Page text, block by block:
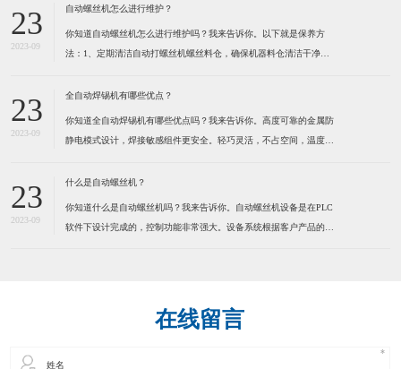
易燃物品,以防发生火灾。 (三)检查焊机外壳是否接地,电缆是否破
23
2023-09
自动螺丝机怎么进行维护？
你知道自动螺丝机怎么进行维护吗？我来告诉你。以下就是保养方
法：1、定期清洁自动打螺丝机螺丝料仓，确保机器料仓清洁干净。
量加些润滑脂，保持通风,干燥。 2、定期清洁自动打螺丝机螺丝
23
2023-09
全自动焊锡机有哪些优点？
你知道全自动焊锡机有哪些优点吗？我来告诉你。高度可靠的金属防
静电模式设计，焊接敏感组件更安全。轻巧灵活，不占空间，温度，
力。为了健康请使用环保型无铅锡线。特别适合各类电子连接器，
23
2023-09
什么是自动螺丝机？
你知道什么是自动螺丝机吗？我来告诉你。自动螺丝机设备是在PLC
软件下设计完成的，控制功能非常强大。设备系统根据客户产品的实
在线留言